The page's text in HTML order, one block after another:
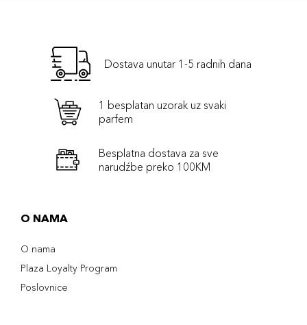
Dostava unutar 1-5 radnih dana
1 besplatan uzorak uz svaki
parfem
Besplatna dostava za sve
narudźbe preko 100KM
O NAMA
O nama
Plaza Loyalty Program
Poslovnice